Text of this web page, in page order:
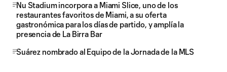
Nu Stadium incorpora a Miami Slice, uno de los
restaurantes favoritos de Miami, a su oferta
gastronómica para los días de partido, y amplía la
presencia de La Birra Bar
Suárez nombrado al Equipo de la Jornada de la MLS